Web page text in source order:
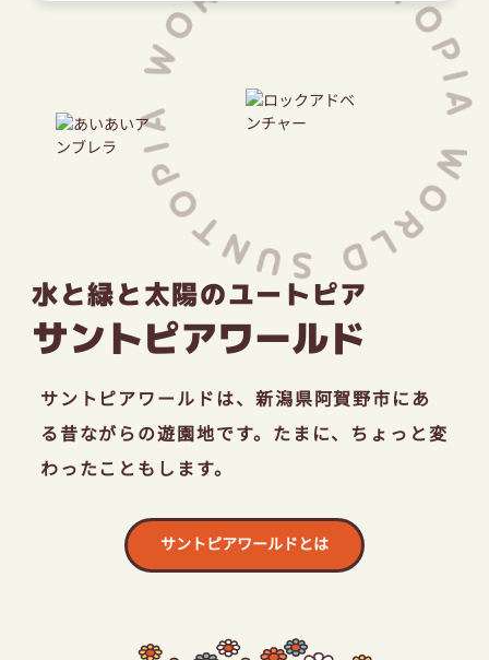
オンラインショップ
安心安全な園の運営について
プライバシーポリシー
お問い合わせ
水と緑と太陽のユートピア
サントピアワールド
サントピアワールドは、 新潟県阿賀野市にあ
る昔ながらの遊園地です。 たまに、ちょっと変
わったこともします。
サントピアワールドとは